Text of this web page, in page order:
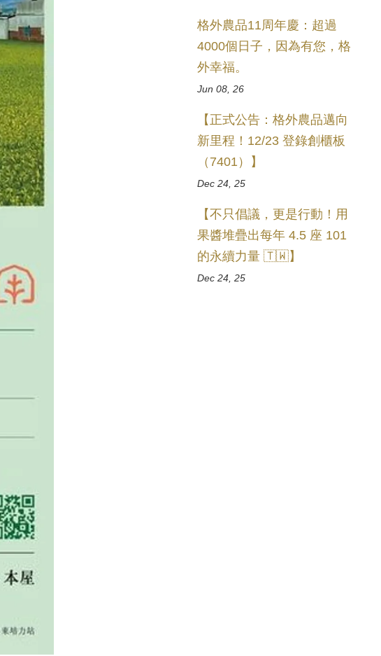
格外農品11周年慶：超過
4000個日子，因為有您，格
外幸福。
Jun 08, 26
【正式公告：格外農品邁向
新里程！12/23 登錄創櫃板
（7401）】
Dec 24, 25
【不只倡議，更是行動！用
果醬堆疊出每年 4.5 座 101
的永續力量 🇹🇼】
Dec 24, 25